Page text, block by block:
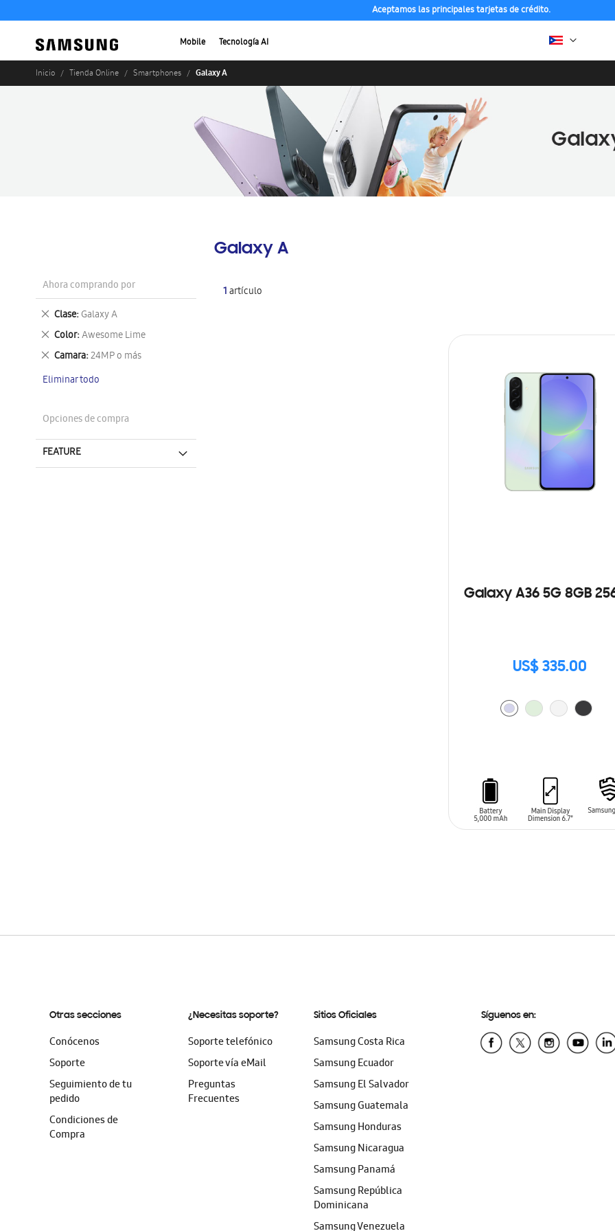
Aceptamos las principales tarjetas de crédito.
Mobile Tecnología AI
Inicio Tienda Online Smartphones Galaxy A
Galaxy A
1artículo
Galaxy A36 5G 8GB
US$ 335.00
Ahora comprando por
Clase Galaxy A
Eliminar
este
artículo
Color Awesome Lime
Eliminar
este
artículo
Camara 24MP o más
Eliminar
artículo
Eliminar todo
Opciones de compra
FEATURE
Otras secciones
Conócenos
Soporte
Seguimiento de tu
pedido
Condiciones de
Compra
¿Necesitas soporte?
Soporte telefónico
Soporte vía eMail
Preguntas
Frecuentes
Sitios Oficiales
Samsung Costa Rica
Samsung Ecuador
Samsung El Salvador
Samsung Guatemala
Samsung Honduras
Samsung Nicaragua
Samsung Panamá
Samsung República
Dominicana
Samsung Venezuela
Síguenos en: